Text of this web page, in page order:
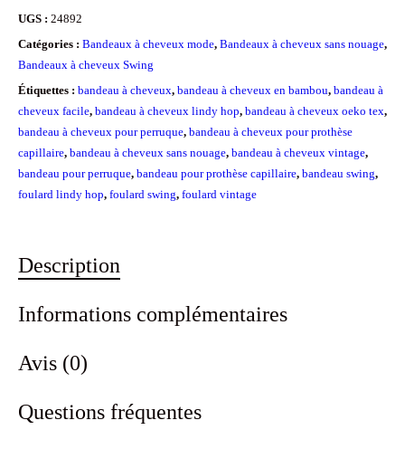
SWING
(2-
en-
Bleu
marine
UGS : 24892
Catégories : Bandeaux à cheveux mode, Bandeaux à cheveux sans nouage,
Bandeaux à cheveux Swing
Étiquettes : bandeau à cheveux, bandeau à cheveux en bambou, bandeau à
cheveux facile, bandeau à cheveux lindy hop, bandeau à cheveux oeko tex,
bandeau à cheveux pour perruque, bandeau à cheveux pour prothèse
capillaire, bandeau à cheveux sans nouage, bandeau à cheveux vintage,
bandeau pour perruque, bandeau pour prothèse capillaire, bandeau swing,
foulard lindy hop, foulard swing, foulard vintage
Description
Informations complémentaires
Avis (0)
Questions fréquentes